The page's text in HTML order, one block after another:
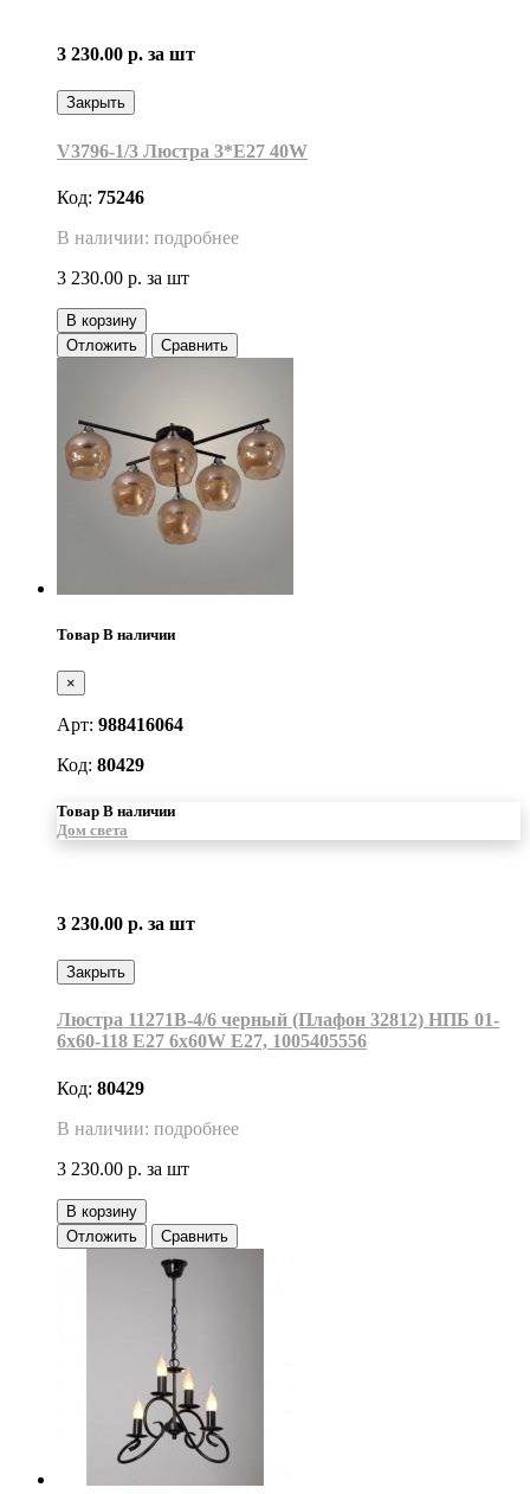
3 230.00 р. за шт
Закрыть
V3796-1/3 Люстра 3*Е27 40W
Код: 75246
В наличии: подробнее
3 230.00 р. за шт
В корзину
Отложить
Сравнить
Товар В наличии
×
Арт: 988416064
Код: 80429
Товар В наличии
Дом света
3 230.00 р. за шт
Закрыть
Люстра 11271В-4/6 черный (Плафон 32812) НПБ 01-
6х60-118 Е27 6x60W Е27, 1005405556
Код: 80429
В наличии: подробнее
3 230.00 р. за шт
В корзину
Отложить
Сравнить